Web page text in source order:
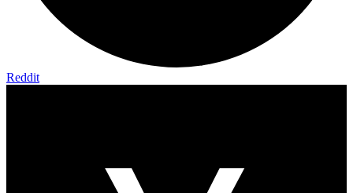
Reddit